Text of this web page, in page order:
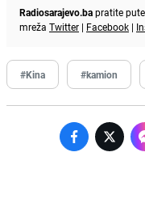
Radiosarajevo.bapratite
mreža Twitter | Facebook |
#Kina #kamion